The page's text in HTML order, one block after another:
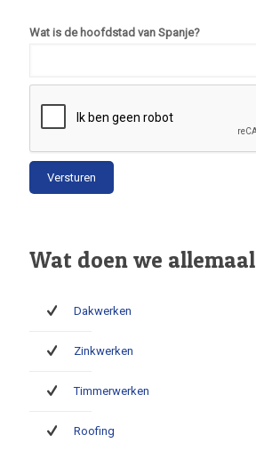
Wat is de hoofdstad van Spanje?
Wat doen we
Dakwerken
Zinkwerken
Timmerwerken
Roofing